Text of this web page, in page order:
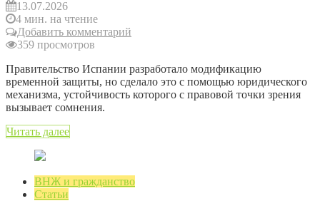
13.07.2026
4 мин. на чтение
Добавить комментарий
359 просмотров
Правительство Испании разработало модификацию
временной защиты, но сделало это с помощью юридического
механизма, устойчивость которого с правовой точки зрения
вызывает сомнения.
Читать далее
ВНЖ и гражданство
Статьи